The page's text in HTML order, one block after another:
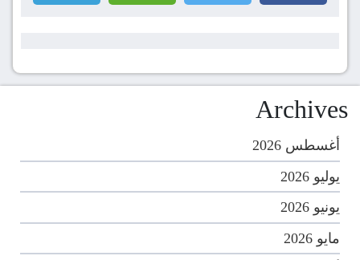
Archives
أغسطس 2026
يوليو 2026
يونيو 2026
مايو 2026